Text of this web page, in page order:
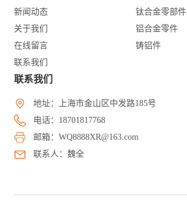
新闻动态
关于我们
在线留言
联系我们
钛合金零部件
铝合金零件
铸铝件
联系我们
地址：上海市金山区中发路185号
电话：18701817768
邮箱：WQ8888XR@163.com
联系人：魏全